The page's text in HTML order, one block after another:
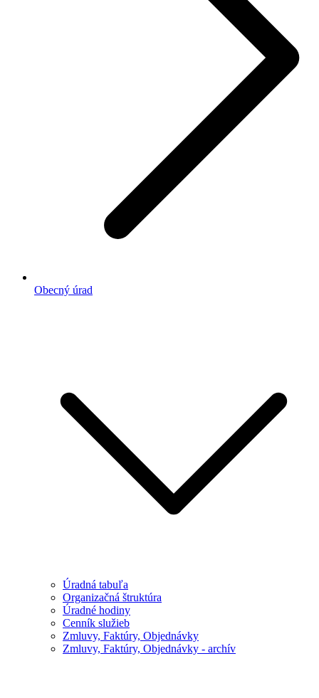
Obecný úrad
Úradná tabuľa
Organizačná štruktúra
Úradné hodiny
Cenník služieb
Zmluvy, Faktúry, Objednávky
Zmluvy, Faktúry, Objednávky - archív